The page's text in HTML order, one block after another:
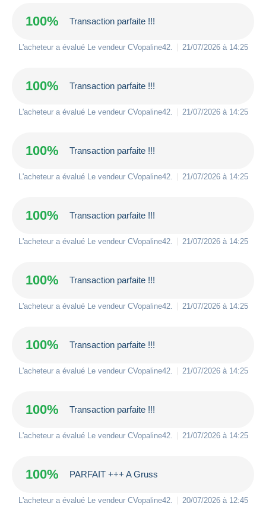
100% Transaction parfaite !!!
L'acheteur a évalué Le vendeur CVopaline42 21/07/2026 à 14:25
100% Transaction parfaite !!!
L'acheteur a évalué Le vendeur CVopaline42 21/07/2026 à 14:25
100% Transaction parfaite !!!
L'acheteur a évalué Le vendeur CVopaline42 21/07/2026 à 14:25
100% Transaction parfaite !!!
L'acheteur a évalué Le vendeur CVopaline42 21/07/2026 à 14:25
100% Transaction parfaite !!!
L'acheteur a évalué Le vendeur CVopaline42 21/07/2026 à 14:25
100% Transaction parfaite !!!
L'acheteur a évalué Le vendeur CVopaline42 21/07/2026 à 14:25
100% Transaction parfaite !!!
L'acheteur a évalué Le vendeur CVopaline42 21/07/2026 à 14:25
100% PARFAIT +++ A Gruss
L'acheteur a évalué Le vendeur CVopaline42 20/07/2026 à 12:45